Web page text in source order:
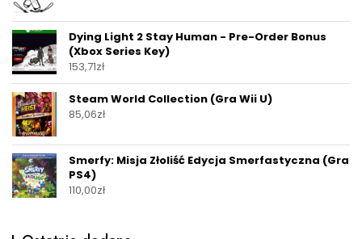
Dying Light 2 Stay Human - Pre-Order Bonus
(Xbox Series Key)
153,71zł
Steam World Collection (Gra Wii U)
85,06zł
Smerfy: Misja Złoliść Edycja Smerfastyczna (Gra
PS4)
110,00zł